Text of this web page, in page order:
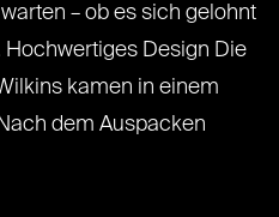
– ob es sich gelohnt
Hochwertiges Design Die
kamen in einem
dem Auspacken